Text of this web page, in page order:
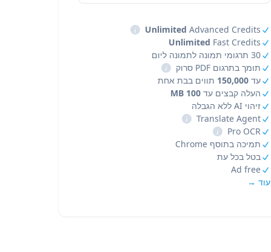
Unlimited Advanced Credits
i
Unlimited Fast Credits
30 תרגומי תמונה לתמונה ליום
תומך בתרגום PDF סרוק
i
עד 150,000 תווים בבת אחת
העלה קבצים עד 100 MB
זיהוי AI ללא הגבלה
Translate Agent
i
Pro OCR
i
תמיכה בתוסף Chrome
בטל בכל עת
Ad free
עוד →